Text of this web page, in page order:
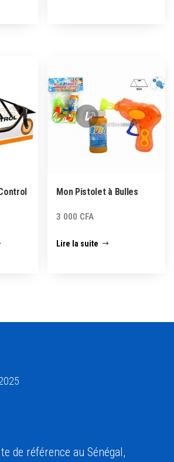
Mon Pistolet à Bulles
3 000 CFA
Lire la suite
de référence au Sénégal,